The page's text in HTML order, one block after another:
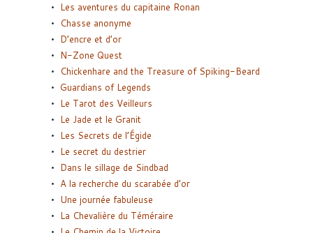
Les aventures du capitaine Ronan
Chasse anonyme
D’encre et d’or
N-Zone Quest
Chickenhare and the Treasure of Spiking-Beard
Guardians of Legends
Le Tarot des Veilleurs
Le Jade et le Granit
Les Secrets de l’Égide
Le secret du destrier
Dans le sillage de Sindbad
A la recherche du scarabée d’or
Une journée fabuleuse
La Chevalière du Téméraire